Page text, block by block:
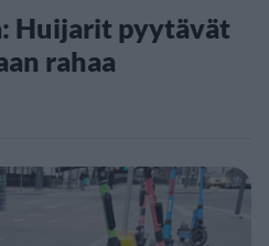
Huijarit pyytävät
rahaa